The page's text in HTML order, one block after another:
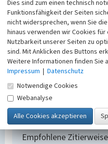
Kokerei
Ort
Lauchhammer
Fachsicht(en)
Denkmalpflege
Erfassungsmaßstab
Keine Angabe
Erfassungsmethode
Übernahme aus externer
Empfohlene Zitierweise
Dies sind zum einen technisch
Funktionsfähigkeit der Seiten
nicht widersprechen, wenn Sie
hinaus verwenden wir Cookies für
Nutzbarkeit unserer Seiten zu
sind. Mit Anklicken des Buttons
Weitere Informationen finden Sie
Impressum | Datenschutz
Notwendige Cookies
Webanalyse